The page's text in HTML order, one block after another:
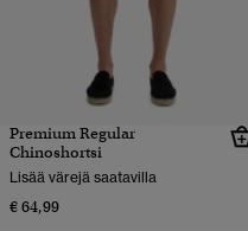
Premium Regular
Chinoshortsi
Lisää värejä saatavilla
€ 64,99